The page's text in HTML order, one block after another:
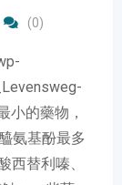
(0)
小的藥物，
氨基酚最多
西替利嗪、